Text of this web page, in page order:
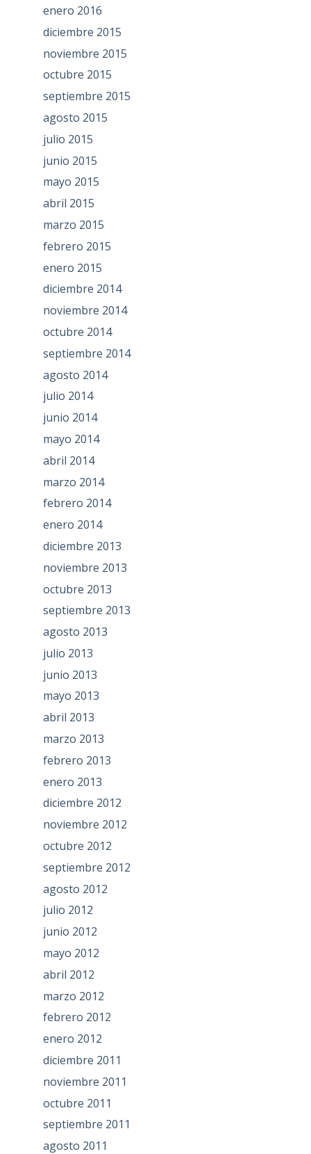
enero 2016
diciembre 2015
noviembre 2015
octubre 2015
septiembre 2015
agosto 2015
julio 2015
junio 2015
mayo 2015
abril 2015
marzo 2015
febrero 2015
enero 2015
diciembre 2014
noviembre 2014
octubre 2014
septiembre 2014
agosto 2014
julio 2014
junio 2014
mayo 2014
abril 2014
marzo 2014
febrero 2014
enero 2014
diciembre 2013
noviembre 2013
octubre 2013
septiembre 2013
agosto 2013
julio 2013
junio 2013
mayo 2013
abril 2013
marzo 2013
febrero 2013
enero 2013
diciembre 2012
noviembre 2012
octubre 2012
septiembre 2012
agosto 2012
julio 2012
junio 2012
mayo 2012
abril 2012
marzo 2012
febrero 2012
enero 2012
diciembre 2011
noviembre 2011
octubre 2011
septiembre 2011
agosto 2011